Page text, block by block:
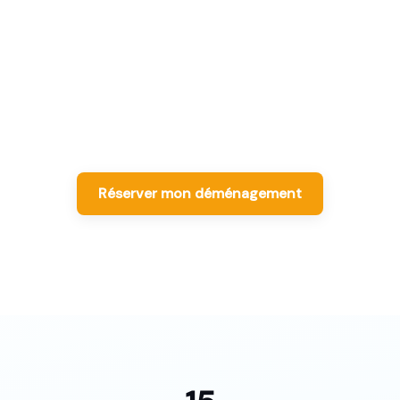
Réserver mon déménagement